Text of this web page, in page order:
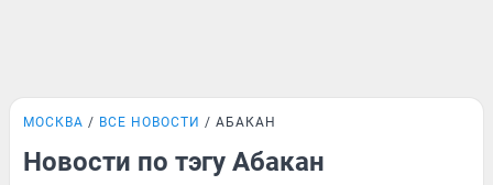
МОСКВА ВСЕ НОВОСТИ АБАКАН
Новости по тэгу Абакан